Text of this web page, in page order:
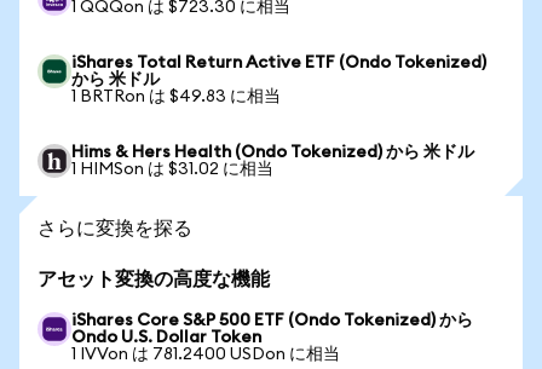
1 QQQon は $723.30 に相当
iShares Total Return Active ETF (Ondo Tokenized)
から 米ドル
1 BRTRon は $49.83 に相当
Hims & Hers Health (Ondo Tokenized) から 米ドル
1 HIMSon は $31.02 に相当
さらに変換を探る
アセット変換の高度な機能
iShares Core S&P 500 ETF (Ondo Tokenized) から
Ondo U.S. Dollar Token
1 IVVon は 781.2400 USDon に相当